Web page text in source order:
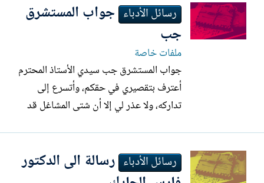
بثلاثة أعوام منها عامان تحت ظل سنوات
الحرب العراقية الإيرانية، تلك الحرب اللعينة
التي لم نخترها –كشعب-...
رسائل الأدباء جواب المستشرق
جب
ملفات خاصة
جواب المستشرق جب سيدي الأستاذ المحترم
أعترف بتقصيري في حقكم، وأتسرع إلى
تداركه، ولا عذر لي إلا أن شتى المشاغل قد
المجمع اللغوي؛ لأن غيبتي السنوية في مصر
والقيام بأعماله يضطرني إلى مضاعفة ما عليَّ
رسائل الأدباء رسالة الى الدكتور